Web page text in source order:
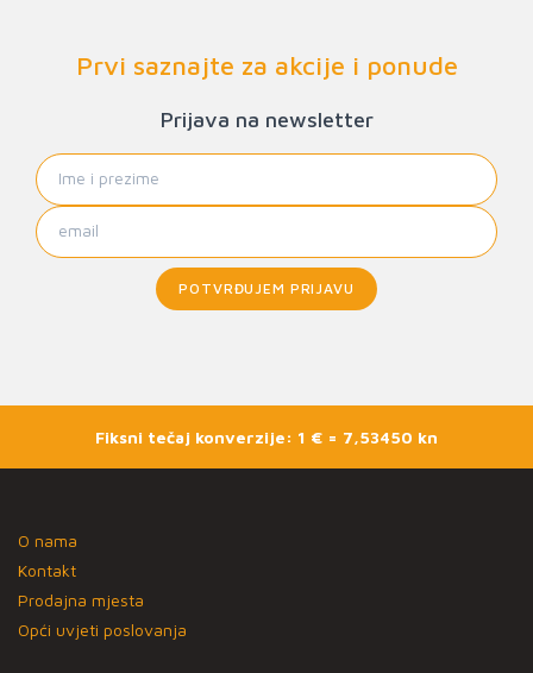
Prvi saznajte za akcije i ponude
Prijava na newsletter
POTVRĐUJEM PRIJAVU
Fiksni tečaj konverzije: 1 € = 7,53450 kn
O nama
Kontakt
Prodajna mjesta
Opći uvjeti poslovanja